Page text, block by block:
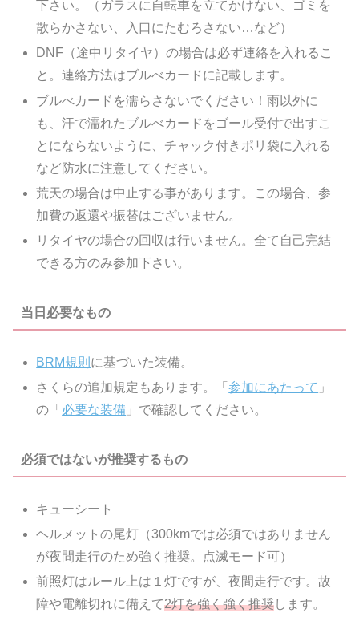
下さい。（ガラスに自転車を立てかけない、ゴミを
散らかさない、入口にたむろさない…など）
DNF（途中リタイヤ）の場合は必ず連絡を入れるこ
と。連絡方法はブルべカードに記載します。
ブルべカードを濡らさないでください！雨以外に
も、汗で濡れたブルべカードをゴール受付で出すこ
とにならないように、チャック付きポリ袋に入れる
など防水に注意してください。
荒天の場合は中止する事があります。この場合、参
加費の返還や振替はございません。
リタイヤの場合の回収は行いません。全て自己完結
できる方のみ参加下さい。
当日必要なもの
BRM規則 に基づいた装備。
さくらの追加規定もあります。「参加にあたって 」
の「 必要な装備 」で確認してください。
必須ではないが推奨するもの
キューシート
ヘルメットの尾灯（300kmでは必須ではありません
が夜間走行のため強く推奨。点滅モード可）
前照灯はルール上は１灯ですが、夜間走行です。故
障や電離切れに備えて2灯を強く強く推奨します。